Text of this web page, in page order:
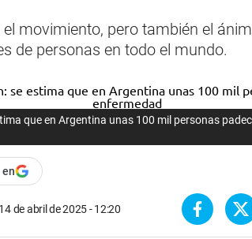
movimiento, pero también el
de personas en todo el mundo.
que en Argentina unas 100 mil personas
14 de abril de 2025 - 12:20